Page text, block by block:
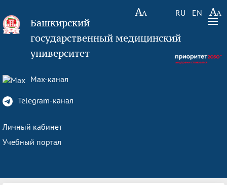
RU EN
Башкирский
государственный медицинский
университет
Max-канал
Telegram-канал
Личный кабинет
Учебный портал